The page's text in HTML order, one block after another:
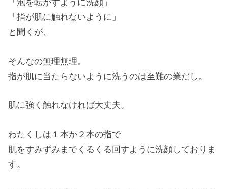
「泡を転がすように洗顔」
「指が肌に触れないように」
と聞くが、
そんなの無理無理。
指が肌に当たらないように洗うのは至難の業だし。
肌に強く触れなければ大丈夫。
わたくしは１本か２本の指で
肌をすみずみまでくるくる回すように洗顔しておりま
す。